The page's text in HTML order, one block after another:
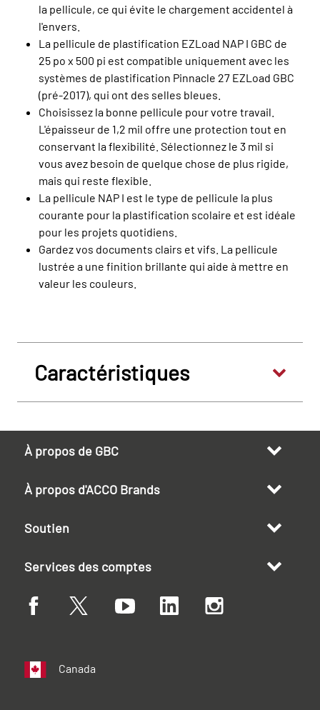
la pellicule, ce qui évite le chargement accidentel à
l'envers.
La pellicule de plastification EZLoad NAP I GBC de
25 po x 500 pi est compatible uniquement avec les
systèmes de plastification Pinnacle 27 EZLoad GBC
(pré-2017), qui ont des selles bleues.
Choisissez la bonne pellicule pour votre travail.
L'épaisseur de 1,2 mil offre une protection tout en
conservant la flexibilité. Sélectionnez le 3 mil si
vous avez besoin de quelque chose de plus rigide,
mais qui reste flexible.
La pellicule NAP I est le type de pellicule la plus
courante pour la plastification scolaire et est idéale
pour les projets quotidiens.
Gardez vos documents clairs et vifs. La pellicule
lustrée a une finition brillante qui aide à mettre en
valeur les couleurs.
Caractéristiques
À propos de GBC
À propos d'ACCO Brands
Soutien
Services des comptes
Canada